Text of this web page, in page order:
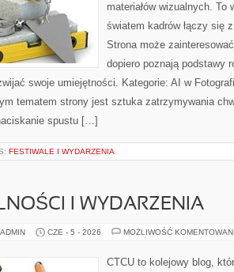
materiałów wizualnych.
światem kadrów łączy się
Strona może
dopiero poznają podstawy
swoje umiejętności. Kategorie: AI w
tematem strony jest sztuka zatrzymywania
spustu […]
FESTIWALE I WYDARZENIA
I WYDARZENIA
CZE - 5 - 2026 MOŻLIWOŚĆ
CTCU to kolejowy blog,